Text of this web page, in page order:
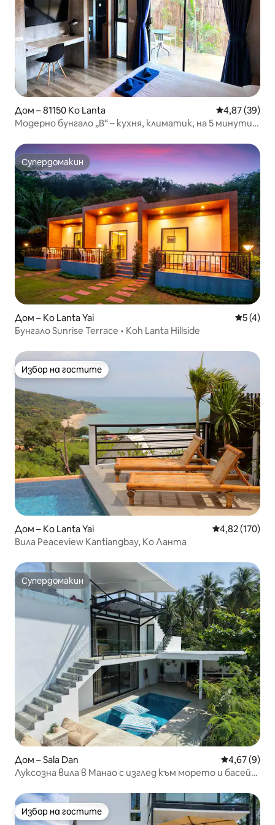
Дом – 81150 Ko Lanta Средна
4,87 (39)
Модерно бунгало „B“ – кухня, климатик, на 5 минути
Супердомакин
Супердомакин
Дом – Ko Lanta Yai Средна
5 (4)
Бунгало Sunrise Terrace • Koh Lanta Hillside
Избор на гостите
Избор на гостите
Дом – Ko Lanta Yai Средна
4,82 (170)
Вила Peaceview Kantiangbay, Ко Ланта
Супердомакин
Супердомакин
Дом – Sala Dan Средна
4,67 (9)
Луксозна вила в Манао с изглед към морето и басейн
Избор на гостите
Избор на гостите